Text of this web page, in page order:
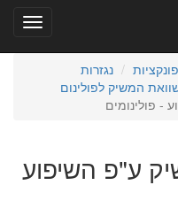
פונקציות
נגזרות
המשיק לפולינום
- פולינומים
ע"פ השיפוע